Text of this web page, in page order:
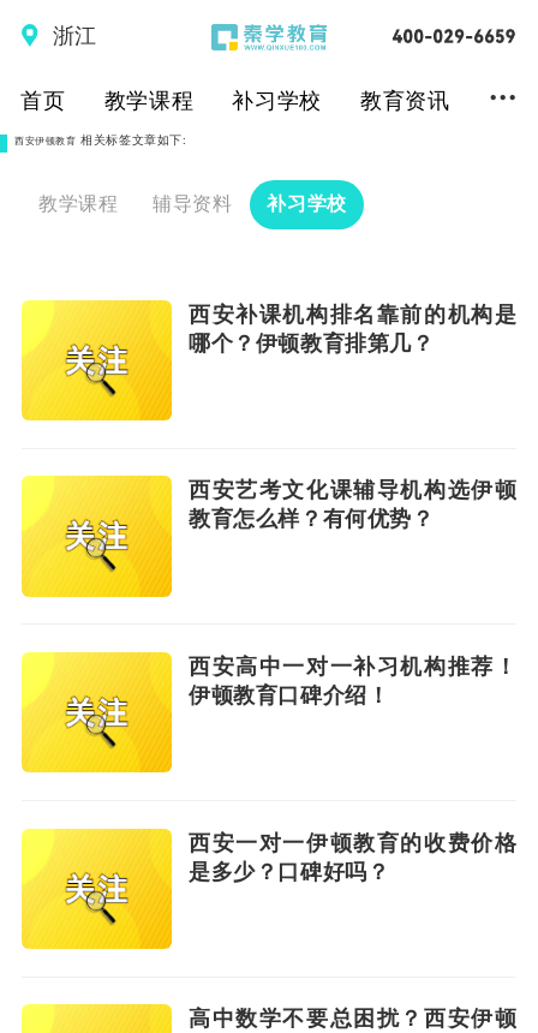
浙江
首页 教学课程 补习学校 教育资讯 ...
西安伊顿教育 相关标签文章如下:
教学课程 辅导资料 补习学校
西安补课机构排名靠前的机构是
哪个？伊顿教育排第几？
西安艺考文化课辅导机构选伊顿
教育怎么样？有何优势？
西安高中一对一补习机构推荐！
伊顿教育口碑介绍！
西安一对一伊顿教育的收费价格
是多少？口碑好吗？
高中数学不要总困扰？西安伊顿